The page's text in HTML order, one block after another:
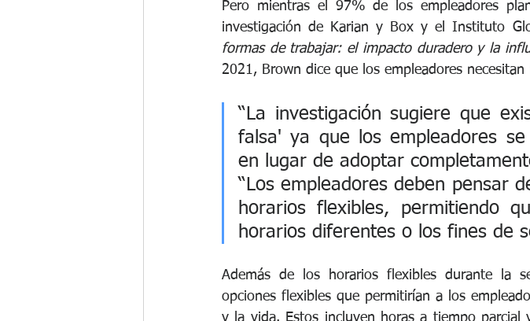
Pero mientras el 97% de los empleadores
investigación de Karian y Box y el Instituto
formas de trabajar: el impacto duradero y la
2021, Brown dice que los empleadores necesitan
“La investigación sugiere que
falsa' ya que los empleadores
en lugar de adoptar
“Los empleadores deben pensar
horarios flexibles, permitiendo
horarios diferentes o los fines de
Además de los horarios flexibles durante la
opciones flexibles que permitirían a los
y la vida. Estos incluyen horas a tiempo